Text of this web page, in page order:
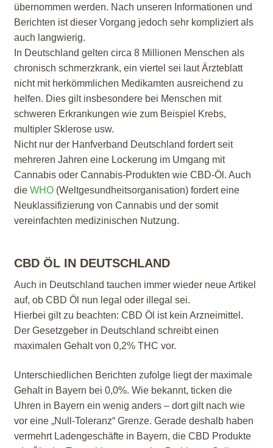
übernommen werden. Nach unseren Informationen und
Berichten ist dieser Vorgang jedoch sehr kompliziert als
auch langwierig.
In Deutschland gelten circa 8 Millionen Menschen als
chronisch schmerzkrank, ein viertel sei laut Ärzteblatt
nicht mit herkömmlichen Medikamten ausreichend zu
helfen. Dies gilt insbesondere bei Menschen mit
schweren Erkrankungen wie zum Beispiel Krebs,
multipler Sklerose usw.
Nicht nur der Hanfverband Deutschland fordert seit
mehreren Jahren eine Lockerung im Umgang mit
Cannabis oder Cannabis-Produkten wie CBD-Öl. Auch
die WHO(Weltgesundheitsorganisation) fordert eine
Neuklassifizierung von Cannabis und der somit
vereinfachten medizinischen Nutzung.
CBD ÖL IN DEUTSCHLAND
Auch in Deutschland tauchen immer wieder neue Artikel
auf, ob CBD Öl nun legal oder illegal sei.
Hierbei gilt zu beachten: CBD Öl ist kein Arzneimittel.
Der Gesetzgeber in Deutschland schreibt einen
maximalen Gehalt von 0,2% THC vor.
Unterschiedlichen Berichten zufolge liegt der maximale
Gehalt in Bayern bei 0,0%. Wie bekannt, ticken die
Uhren in Bayern ein wenig anders – dort gilt nach wie
vor eine „Null-Toleranz“ Grenze. Gerade deshalb haben
vermehrt Ladengeschäfte in Bayern, die CBD Produkte